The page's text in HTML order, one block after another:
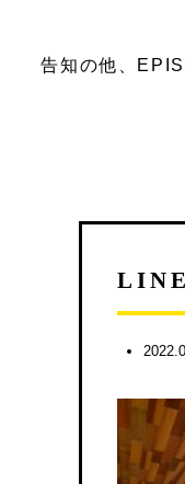
告知の他、